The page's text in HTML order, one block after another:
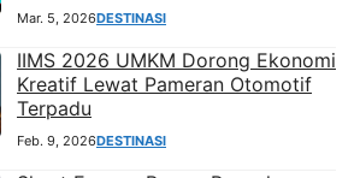
Mar. 5, 2026DESTINASI
IIMS 2026 UMKM Dorong Ekonomi
Kreatif Lewat Pameran Otomotif
Terpadu
Feb. 9, 2026DESTINASI